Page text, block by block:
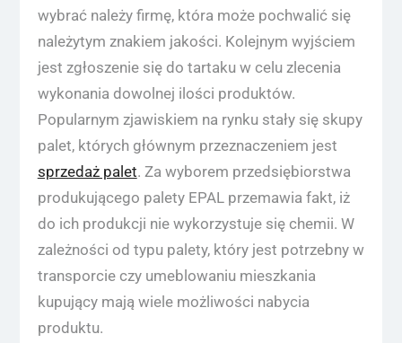
wybrać należy firmę, która może pochwalić się
należytym znakiem jakości. Kolejnym wyjściem
jest zgłoszenie się do tartaku w celu zlecenia
wykonania dowolnej ilości produktów.
Popularnym zjawiskiem na rynku stały się skupy
palet, których głównym przeznaczeniem jest
sprzedaż palet. Za wyborem przedsiębiorstwa
produkującego palety EPAL przemawia fakt, iż
do ich produkcji nie wykorzystuje się chemii. W
zależności od typu palety, który jest potrzebny w
transporcie czy umeblowaniu mieszkania
kupujący mają wiele możliwości nabycia
produktu.